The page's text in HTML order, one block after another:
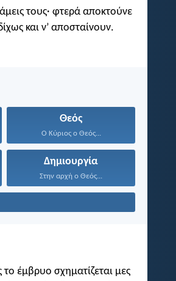
τους· φτερά αποκτούνε
και ν’ αποσταίνουν.
Θεός
Ο Κύριος ο Θεός...
Δημιουργία
Στην αρχή ο Θεός...
έμβρυο σχηματίζεται μες